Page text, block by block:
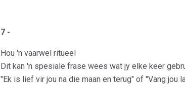
7 -
Hou 'n vaarwel ritueel
Dit kan 'n spesiale frase wees wat jy elke keer
"Ek is lief vir jou na die maan en terug" of "Vang